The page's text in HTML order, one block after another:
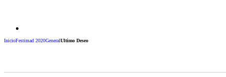
InicioFestimad 2020GeneralUltimo Deseo